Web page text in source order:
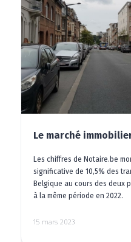
Le marché
Les chiffres de Notaire.be
significative de 10,5% des
Belgique au cours des deux
à la même période en 2022.
15 mars 2023